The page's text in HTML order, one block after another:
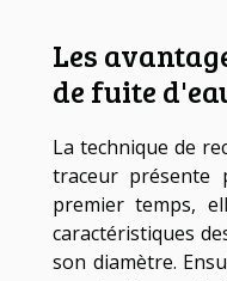
Les
de fuite
La technique de
traceur présente
premier temps,
caractéristiques
son diamètre.